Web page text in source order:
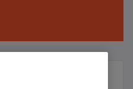
ja voita!